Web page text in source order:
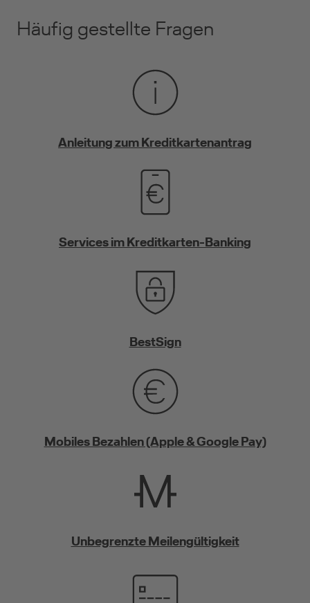
Häufig gestellte Fragen
Anleitung zum Kreditkartenantrag
Services im Kreditkarten-Banking
BestSign
Mobiles Bezahlen (Apple & Google Pay)
Unbegrenzte Meilengültigkeit